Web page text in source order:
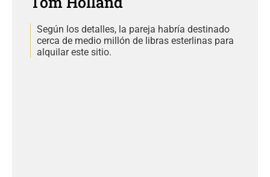
Según los detalles, la pareja habría destinado
cerca de medio millón de libras esterlinas para
alquilar este sitio.